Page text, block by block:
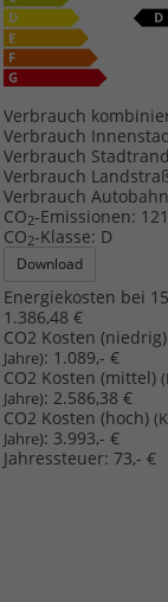
Verbrauch
Verbrauch
Verbrauch
Verbrauch
Verbrauch
CO2-Emissionen:
CO2-Klasse: D
Download
Energiekosten bei
1.386,48 €
CO2 Kosten
Jahre): 1.089,- €
CO2 Kosten (mittel)
Jahre): 2.586,38 €
CO2 Kosten (hoch)
Jahre): 3.993,- €
Jahressteuer: 73,- €